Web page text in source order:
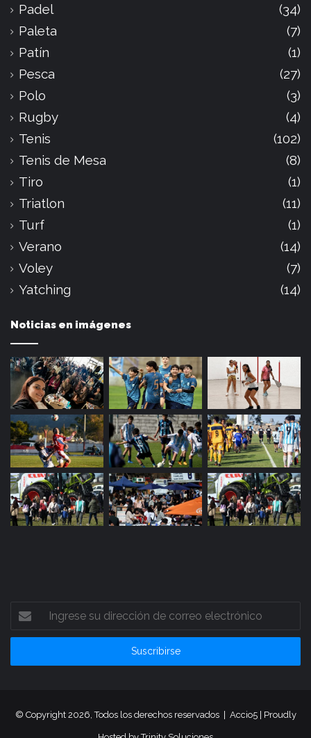
Padel
(34)
Paleta
(7)
Patín
(1)
Pesca
(27)
Polo
(3)
Rugby
(4)
Tenis
(102)
Tenis de Mesa
(8)
Tiro
(1)
Triatlon
(11)
Turf
(1)
Verano
(14)
Voley
(7)
Yatching
(14)
Noticias en imágenes
Ingrese
su
dirección
correo
© Copyright 2026, Todos los derechos reservados | Accio5| Proudly